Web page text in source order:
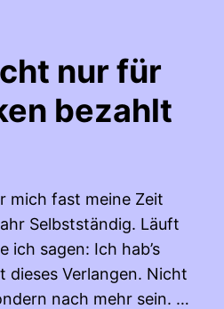
nur für
bezahlt
mich fast meine Zeit
Selbstständig. Läuft
ich sagen: Ich hab’s
dieses Verlangen. Nicht
nach mehr sein. …